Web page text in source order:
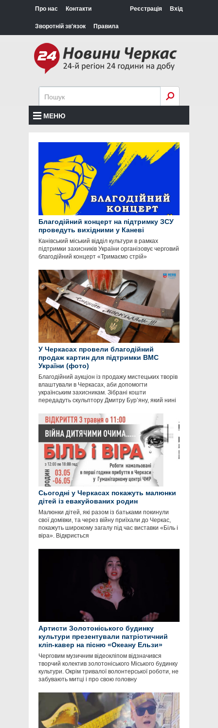
Про нас Контакти
Зворотній зв'язок Правила
Реєстрація Вхід
МЕНЮ
Благодійний концерт на підтримку ЗСУ
проведуть вихідними у Каневі
Канівський міський відділ культури в рамках
підтримки захисників України організовує черговий
благодійний концерт «Тримаємо стрій»
У Черкасах провели благодійний
продаж картин для підтримки ВМС
України (фото)
Благодійний аукціон із продажу мистецьких творів
влаштували в Черкасах, аби допомогти
українським захисникам. Зібрані кошти
передадуть скульптору Дмитру Бур’яну, який нині
Сьогодні у Черкасах покажуть малюнки
дітей із евакуйованих родин
Малюнки дітей, які разом із батьками покинули
свої домівки, та через війну приїхали до Черкас,
покажуть широкому загалу під час виставки «Біль і
віра». Відкриється
Артисти Золотоніського будинку
культури презентували патріотичний
кліп-кавер на пісню «Океану Ельзи»
Черговим музичним відеокліпом відзначився
творчий колектив золотоніського Міського будинку
культури. Окрім тривалої волонтерської роботи, не
забувають митці і про свою головну